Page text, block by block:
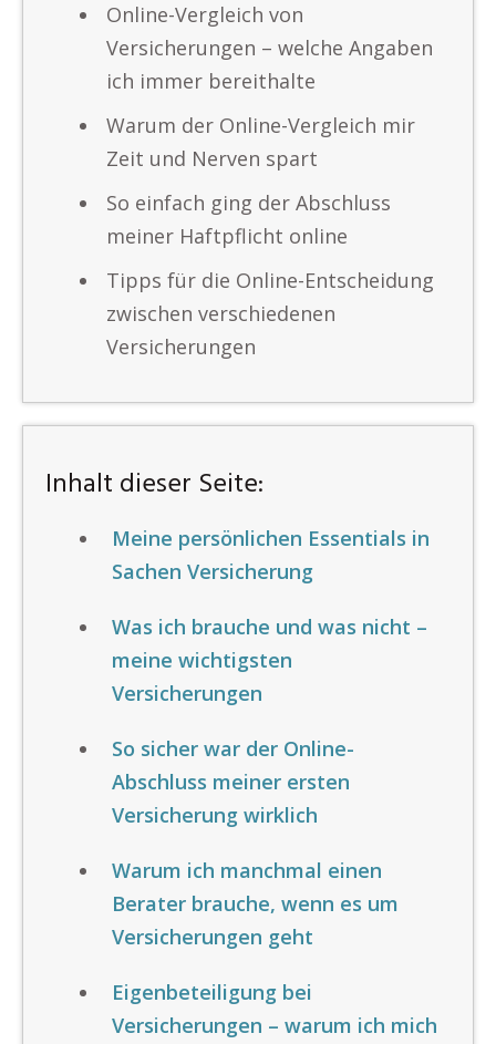
Online-Vergleich von
Versicherungen – welche Angaben
ich immer bereithalte
Warum der Online-Vergleich mir
Zeit und Nerven spart
So einfach ging der Abschluss
meiner Haftpflicht online
Tipps für die Online-Entscheidung
zwischen verschiedenen
Versicherungen
Inhalt dieser Seite:
Meine persönlichen Essentials in
Sachen Versicherung
Was ich brauche und was nicht –
meine wichtigsten
Versicherungen
So sicher war der Online-
Abschluss meiner ersten
Versicherung wirklich
Warum ich manchmal einen
Berater brauche, wenn es um
Versicherungen geht
Eigenbeteiligung bei
Versicherungen – warum ich mich